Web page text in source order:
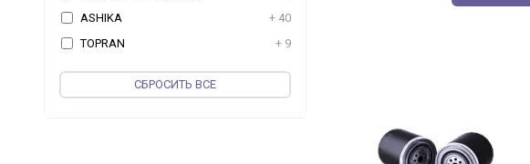
ASHIKA
+ 40
TOPRAN
+ 9
JAPKO
+ 98
FEBI BILSTEIN
+ 194
CБРОСИТЬ ВСЕ